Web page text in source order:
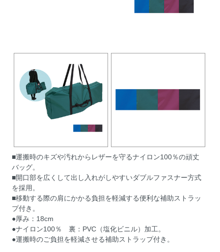
■運搬時のキズや汚れからレザーを守るナイロン100％の頑丈
バッグ。
■開口部を広くして出し入れがしやすいダブルファスナー方式
を採用。
■移動する際の肩にかかる負担を軽減する便利な補助ストラッ
プ付き。
●厚み：18cm
●ナイロン100％ 裏：PVC（塩化ビニル）加工。
●運搬時のご負担を軽減させる補助ストラップ付き。